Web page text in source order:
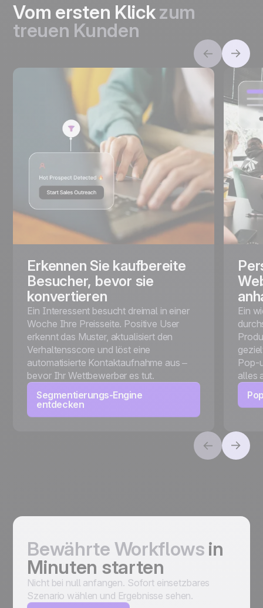
Vom ersten Klickzum
treuen Kunden
Erkennen Sie kaufbereite
Besucher, bevor sie
konvertieren
Ein Interessent besucht dreimal in einer
Woche Ihre Preisseite. Positive User
erkennt das Muster, aktualisiert den
Verhaltensscore und löst eine
automatisierte Kontaktaufnahme aus –
bevor Ihr Wettbewerber es tut.
Segmentierungs-Engine
entdecken
Ein
Pop-
alles
Bewährte Workflows in
Minuten starten
Nicht bei null anfangen. Sofort einsetzbares
Szenario wählen und Ergebnisse sehen.